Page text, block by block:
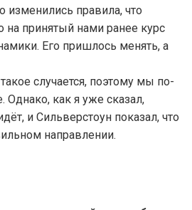
изменились правила, что
на принятый нами ранее курс
Его пришлось менять, а
случается, поэтому мы по-
Однако, как я уже сказал,
и Сильверстоун показал, что
направлении.